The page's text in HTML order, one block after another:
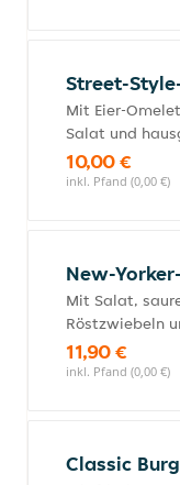
Street-
Mit Eier-
Salat und
10,00 €
inkl. Pfand (0,00 €)
New-
Mit Salat,
Röstzwiebeln
11,90 €
inkl. Pfand (0,00 €)
Classic